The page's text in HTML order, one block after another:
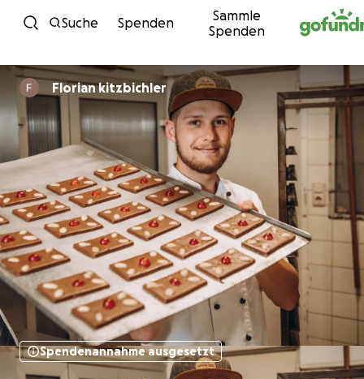
Zum Inhalt
Suche Spenden
Sammle
Spenden
Florian kitzbichler
Spendenannahme ausgesetzt